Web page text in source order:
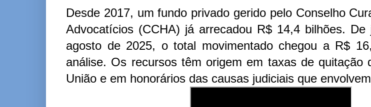
Desde 2017, um fundo privado gerido pelo Conselho
Advocatícios (CCHA) já arrecadou R$ 14,4 bilhões.
agosto de 2025, o total movimentado chegou a R$
análise. Os recursos têm origem em taxas de quitação
União e em honorários das causas judiciais que